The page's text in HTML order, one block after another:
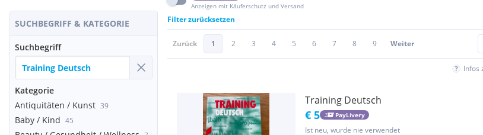
SUCHBEGRIFF & KATEGORIE
Suchbegriff
Kategorie
Antiquitäten / Kunst 39
Baby / Kind 45
Anzeigen mit Käuferschutz und Versand
Filter zurücksetzen
Zurück 1 2 3 4 5 6 7 8 9 Weiter
Infos
Training Deutsch
€ 5 PayLivery
Ist neu, wurde nie verwendet